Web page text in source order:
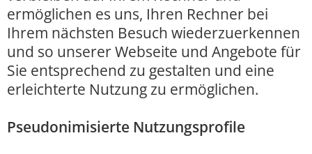
ermöglichen es uns, Ihren Rechner bei
Ihrem nächsten Besuch wiederzuerkennen
und so unserer Webseite und Angebote für
Sie entsprechend zu gestalten und eine
erleichterte Nutzung zu ermöglichen.
Pseudonimisierte Nutzungsprofile